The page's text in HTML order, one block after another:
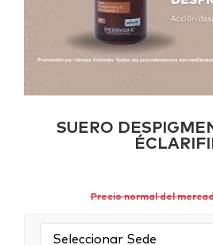
SUERO
Precio normal del
Sede: